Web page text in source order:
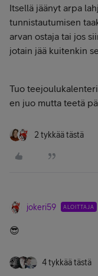
Itsellä jäänyt arpa
tunnistautumisen
arvan ostaja tai jos
jotain jää kuitenkin
Tuo
en juo mutta teetä
2 tykkää tästä
jokeri59 ALOITTAJA
😎
4 tykkää tästä